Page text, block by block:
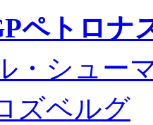
ペトロナ
・シュー
ズベルグ